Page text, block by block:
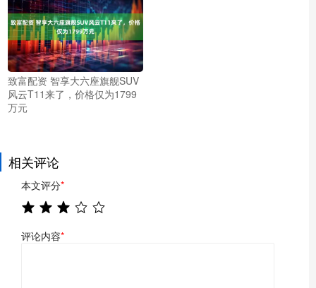
致富配资 智享大六座旗舰SUV
风云T11来了，价格仅为1799
万元
相关评论
本文评分*
评论内容*